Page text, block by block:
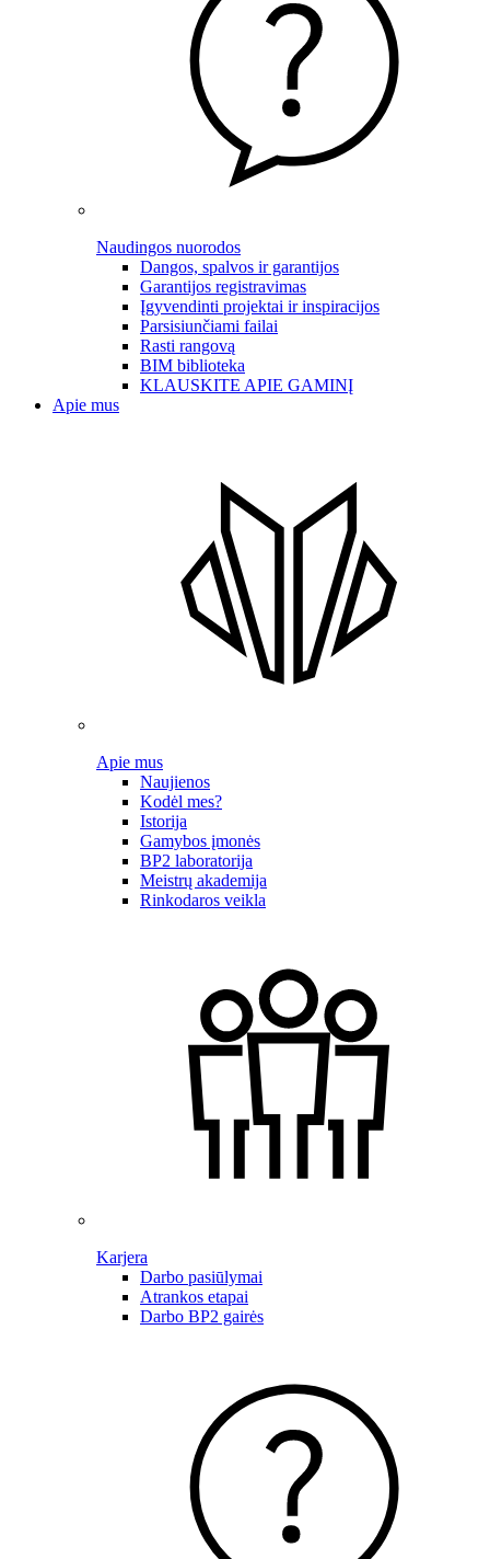
Naudingos nuorodos
Dangos, spalvos ir garantijos
Garantijos registravimas
Įgyvendinti projektai ir inspiracijos
Parsisiunčiami failai
Rasti rangovą
BIM biblioteka
KLAUSKITE APIE GAMINĮ
Apie mus
Apie mus
Naujienos
Kodėl mes?
Istorija
Gamybos įmonės
BP2 laboratorija
Meistrų akademija
Rinkodaros veikla
Karjera
Darbo pasiūlymai
Atrankos etapai
Darbo BP2 gairės